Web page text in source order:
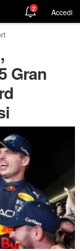
2 Accedi
Gran